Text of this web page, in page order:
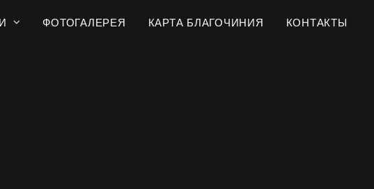
ФОТОГАЛЕРЕЯ КАРТА БЛАГОЧИНИЯ КОНТАКТЫ